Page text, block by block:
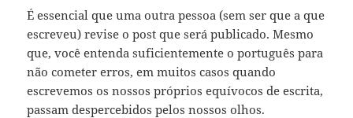
É essencial que uma outra pessoa (sem ser que a que
escreveu) revise o post que será publicado. Mesmo
que, você entenda suficientemente o português para
não cometer erros, em muitos casos quando
escrevemos os nossos próprios equívocos de escrita,
passam despercebidos pelos nossos olhos.